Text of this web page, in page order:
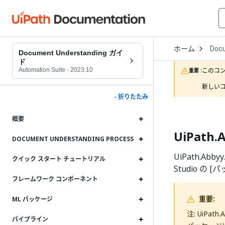
Document Understanding ガイ
ド
Automation Suite · 2023.10
- 折りたたみ
概要
DOCUMENT UNDERSTANDING PROCESS
クイック スタート チュートリアル
フレームワーク コンポーネント
ML パッケージ
パイプライン
ホーム Open
to
重要 :このコ
新しい
Studio の [パ
重要:
注: